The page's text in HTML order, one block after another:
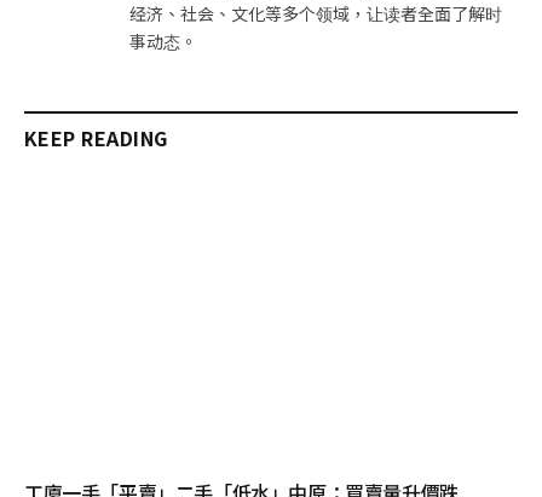
经济、社会、文化等多个领域，让读者全面了解时
事动态。
KEEP READING